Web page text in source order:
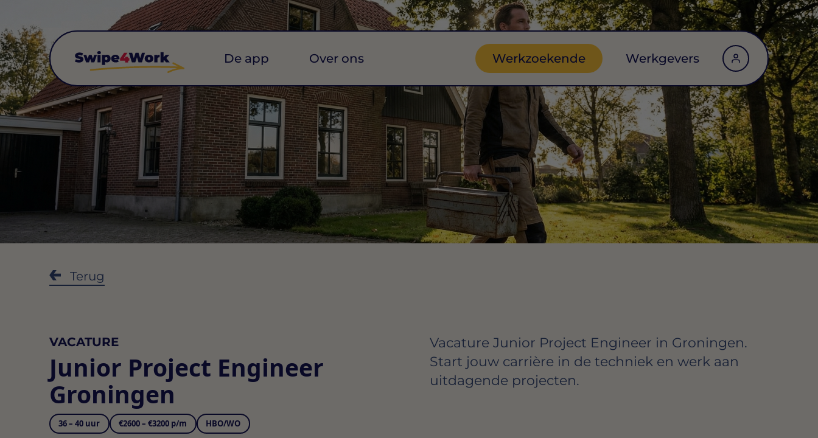
De app Over ons Werkzoekende Werkgevers
Terug
VACATURE
Junior Project Engineer
Groningen
36 – 40 uur €2600 – €3200 p/m HBO/WO
Vacature Junior Project Engineer in Groningen.
Start jouw carrière in de techniek en werk aan
uitdagende projecten.